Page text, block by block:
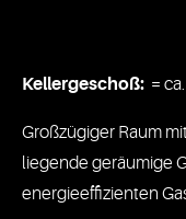
Kellergeschoß: =
Großzügiger Raum
liegende geräumige
energieeffizienten